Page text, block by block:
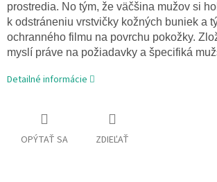
prostredia. No tým, že väčšina mužov si
k odstráneniu vrstvičky kožných buniek a
ochranného filmu na povrchu pokožky.
myslí práve na požiadavky a špecifiká
Detailné informácie
OPÝTAŤ SA ZDIEĽAŤ